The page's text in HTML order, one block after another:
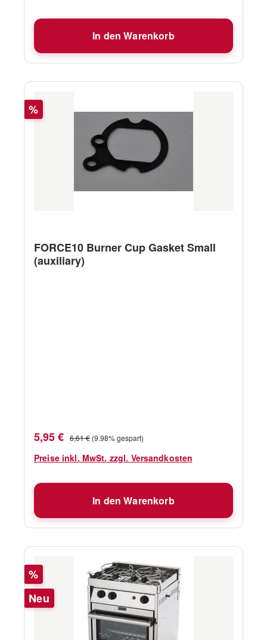
In den Warenkorb
Rabatt
%
FORCE10 Burner Cup Gasket Small
(auxiliary)
Verkaufspreis:
5,95 € Regulärer Preis:
6,61 € (9.98% gespart)
Preise inkl. MwSt. zzgl. Versandkosten
In den Warenkorb
Rabatt
%
Neu